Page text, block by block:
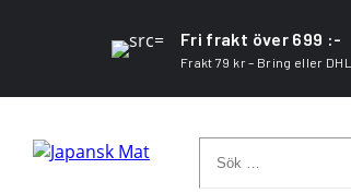
Fri frakt över 699 :-
Frakt 79 kr – Bring eller DHL